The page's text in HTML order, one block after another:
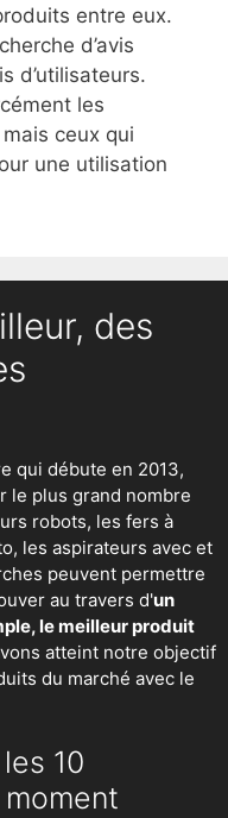
entre eux.
d’avis
d’utilisateurs.
les
ceux qui
une utilisation
des
qui débute en 2013,
le plus grand nombre
robots, les fers à
les aspirateurs avec et
peuvent permettre
au travers d'un
le meilleur produit
atteint notre objectif
du marché avec le
10